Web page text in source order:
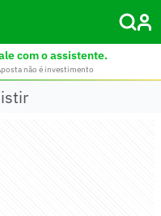
com o assistente.
não é investimento